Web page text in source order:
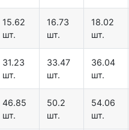
15.62
шт.
16.73
шт.
18.02
шт.
31.23
шт.
33.47
шт.
36.04
шт.
46.85
шт.
50.2
шт.
54.06
шт.